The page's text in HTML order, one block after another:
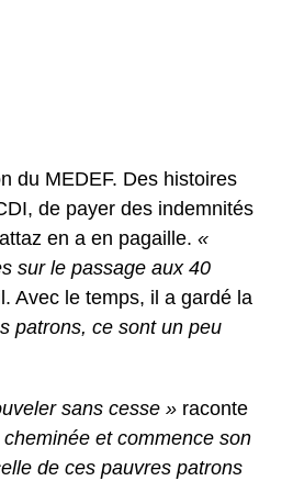
du MEDEF. Des histoires
de payer des indemnités
en a en pagaille. «
sur le passage aux 40
Avec le temps, il a gardé la
patrons, ce sont un peu
sans cesse » raconte
et commence son
de ces pauvres patrons